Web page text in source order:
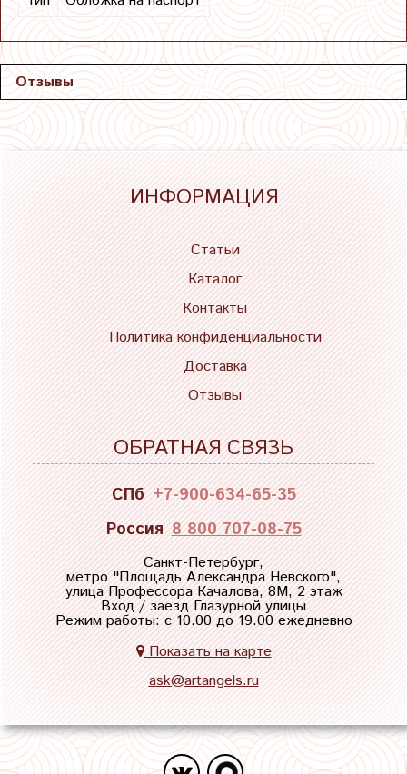
Отзывы
ИНФОРМАЦИЯ
Статьи
Каталог
Контакты
Политика конфиденциальности
Доставка
Отзывы
ОБРАТНАЯ СВЯЗЬ
СПб +7-900-634-65-35
Россия 8 800 707-08-75
Санкт-Петербург,
метро "Площадь Александра Невского",
улица Профессора Качалова, 8М, 2 этаж
Вход / заезд Глазурной улицы
Режим работы: с 10.00 до 19.00 ежедневно
Показать на карте
ask@artangels.ru